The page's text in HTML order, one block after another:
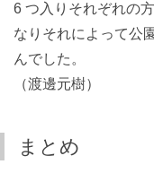
6 つ入りそれぞれの
なりそれによって公
んでした。
（渡邊元樹）
まとめ